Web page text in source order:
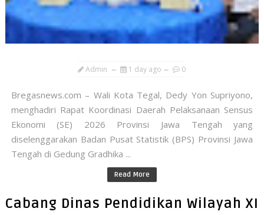
Admin 1 day ago 0
Bregasnews.com – Wali Kota Tegal, Dedy Yon Supriyono,
menghadiri Rapat Koordinasi Daerah Pelaksanaan Sensus
Ekonomi (SE) 2026 Provinsi Jawa Tengah yang
diselenggarakan Badan Pusat Statistik (BPS) Provinsi Jawa
Tengah di Gedung Gradhika ...
Read More
Cabang Dinas Pendidikan Wilayah XI